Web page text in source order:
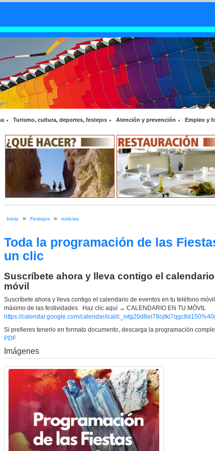
Turismo, cultura, deportes, festejos Atención y prevención Empleo y
Inicio » Festejos » noticias
Toda la programación de las
un clic
Suscríbete ahora y lleva contigo el
móvil
Suscríbete ahora y lleva contigo el calendario de eventos en tu teléfono
máximo de las festividades. Haz clic aquí → CALENDARIO EN TU MÓVIL
https://calendar.google.com/calendar/ical/
Si prefieres tenerlo en formato documento, descarga la programación
PDF
Imágenes